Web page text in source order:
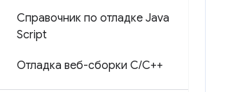
Справочник по отладке Java
Script
Отладка веб-сборки C/C++